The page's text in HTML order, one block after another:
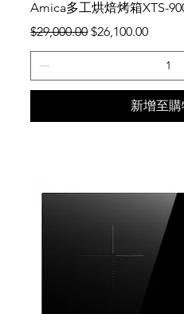
快速瀏
Amica多工烘焙烤箱XTS-
一般價格
$29,000.00 促銷價格
$26,100.00
新增至